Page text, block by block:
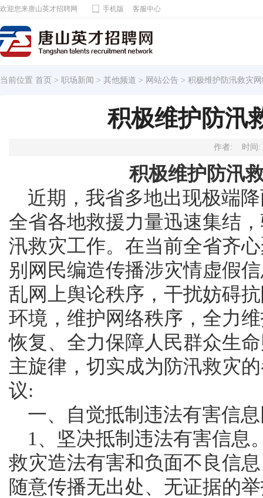
欢迎您来唐山英才招聘网 手机版 客服中心
当前位置 首页 > 职场新闻 > 其他频道 > 网站公告 > 积极维护防汛救灾
积极维护防汛
作者: 时间:
积极维护防汛
全省各地救援力量迅速集结
汛救灾工作。在当前全省齐
别网民编造传播涉灾情虚假
乱网上舆论秩序，干扰妨碍
环境，维护网络秩序，全力
恢复、全力保障人民群众生
主旋律，切实成为防汛救灾
议:
一、自觉抵制违法有害信
救灾造法有害和负面不良信
随意传播无出处、无证据的